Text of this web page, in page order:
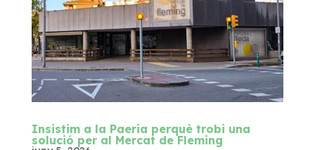
Insistim a la Paeria perquè trobi una
solució per al Mercat de Fleming